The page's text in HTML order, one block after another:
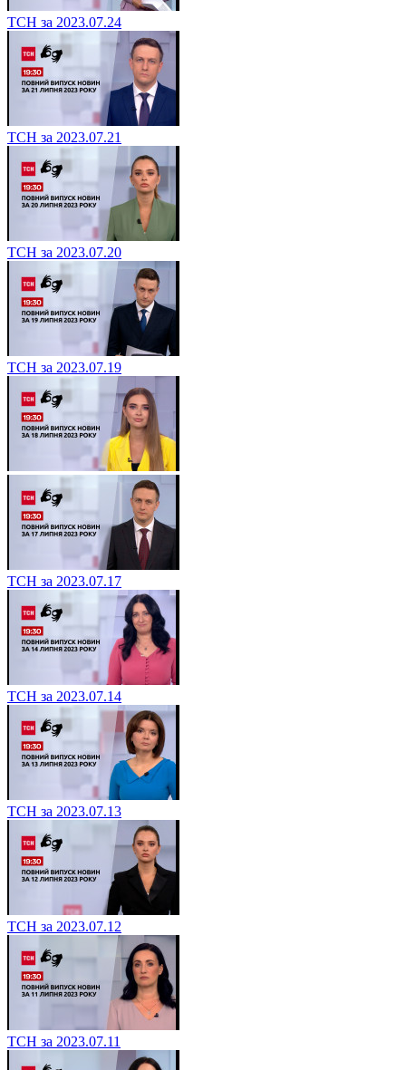
ТСН за 2023.07.24
ТСН за 2023.07.21
ТСН за 2023.07.20
ТСН за 2023.07.19
ТСН за 2023.07.17
ТСН за 2023.07.14
ТСН за 2023.07.13
ТСН за 2023.07.12
ТСН за 2023.07.11